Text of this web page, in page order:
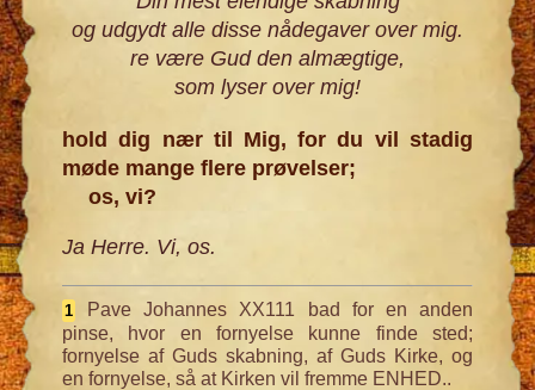
og udgydt alle disse nådegaver over mig.
re være Gud den almægtige,
som lyser over mig!
hold dig nær til Mig, for du vil stadig
møde mange flere prøvelser;
os, vi?
Ja Herre. Vi, os.
1
Pave Johannes XX111 bad for en anden
pinse, hvor en fornyelse kunne finde sted;
fornyelse af Guds skabning, af Guds Kirke, og
en fornyelse, så at Kirken vil fremme ENHED..